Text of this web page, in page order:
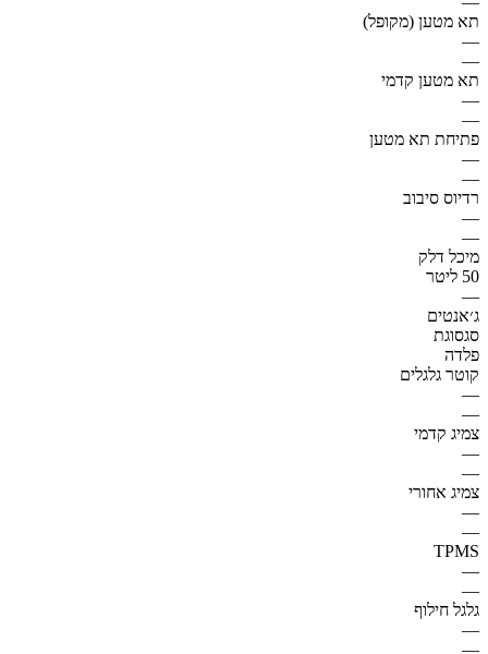
תא מטען (מקופל)
—
—
תא מטען קדמי
—
—
פתיחת תא מטען
—
—
רדיוס סיבוב
—
—
מיכל דלק
50 ליטר
—
ג׳אנטים
סגסוגת
פלדה
קוטר גלגלים
—
—
צמיג קדמי
—
—
צמיג אחורי
—
—
TPMS
—
—
גלגל חילוף
—
—